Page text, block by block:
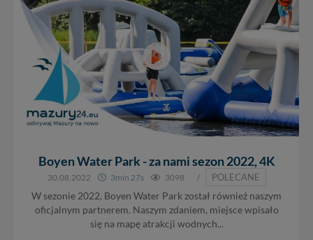
Boyen Water Park - za nami sezon 2022, 4K
30.08.2022 3min 27s 3098 /
POLECANE
W sezonie 2022, Boyen Water Park został również naszym
oficjalnym partnerem. Naszym zdaniem, miejsce wpisało
się na mapę atrakcji wodnych...